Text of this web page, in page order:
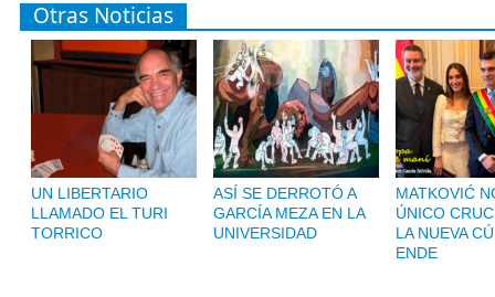
Otras Noticias
UN LIBERTARIO
LLAMADO EL TURI
TORRICO
ASÍ SE DERROTÓ A
GARCÍA MEZA EN LA
UNIVERSIDAD
MATKOVIĆ
ÚNICO
LA NUEVA
ENDE